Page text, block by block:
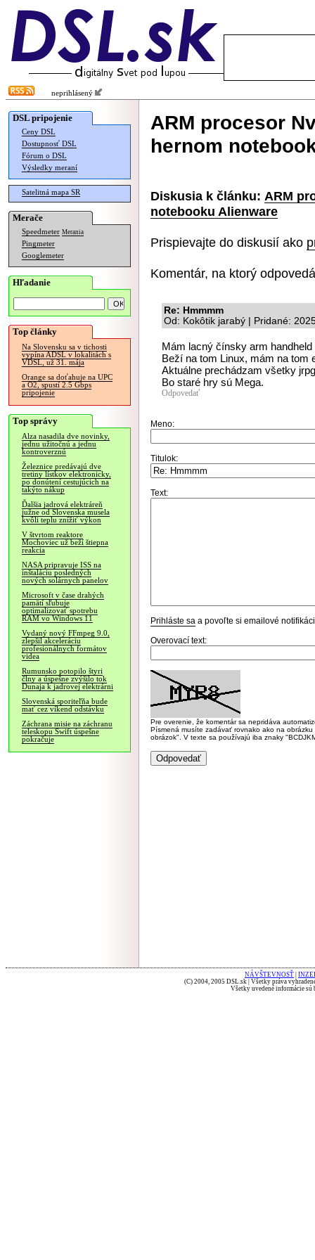
neprihlásený
DSL pripojenie
Ceny DSL
Dostupnosť DSL
Fórum o DSL
Výsledky meraní
Satelitná mapa SR
Merače
Speedmeter Merania
Pingmeter
Googlemeter
Hľadanie
Top články
Na Slovensku sa v tichosti
vypína ADSL v lokalitách s
VDSL, už 31. mája
Orange sa doťahuje na UPC
a O2, spustí 2.5 Gbps
pripojenie
Top správy
Alza nasadila dve novinky,
jednu užitočnú a jednu
kontroverznú
Železnice predávajú dve
tretiny lístkov elektronicky,
po donútení cestujúcich na
takýto nákup
Ďalšia jadrová elektráreň
južne od Slovenska musela
kvôli teplu znížiť výkon
V štvrtom reaktore
Mochoviec už beží štiepna
reakcia
NASA pripravuje ISS na
inštaláciu posledných
nových solárnych panelov
Microsoft v čase drahých
pamätí sľubuje
optimalizovať spotrebu
RAM vo Windows 11
Vydaný nový FFmpeg 9.0,
zlepšil akceleráciu
profesionálnych formátov
videa
Rumunsko potopilo štyri
člny a úspešne zvýšilo tok
Dunaja k jadrovej elektrárni
Slovenská sporiteľňa bude
mať cez víkend odstávku
Záchrana misie na záchranu
teleskopu Swift úspešne
pokračuje
ARM procesor
hernom
Diskusia k článku: ARM
notebooku Alienware
Prispievajte do diskusií ako
Komentár, na ktorý
Re: Hmmmm
Od: Kokôtik jarabý | Pridané:
Mám lacný čínsky arm handheld
Beží na tom Linux, mám na tom
Aktuálne prechádzam všetky
Bo staré hry sú Mega.
Odpovedať
Meno:
Titulok:
Text:
Prihláste sa a povoľte si emailové
Overovací text:
Pre overenie, že komentár sa nepridáva
Písmená musíte zadávať rovnako ako na
obrázok". V texte sa používajú iba znaky
NÁVŠTEVNOSŤ
(C) 2004, 2005 DSL.sk | Všetky práva
Všetky uvedené informácie sú